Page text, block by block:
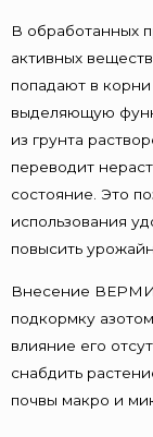
В обработанных
активных
попадают в
выделяющую
из грунта
переводит
состояние. Это
использования
повысить
Внесение
подкормку
влияние его
снабдить
почвы макро и